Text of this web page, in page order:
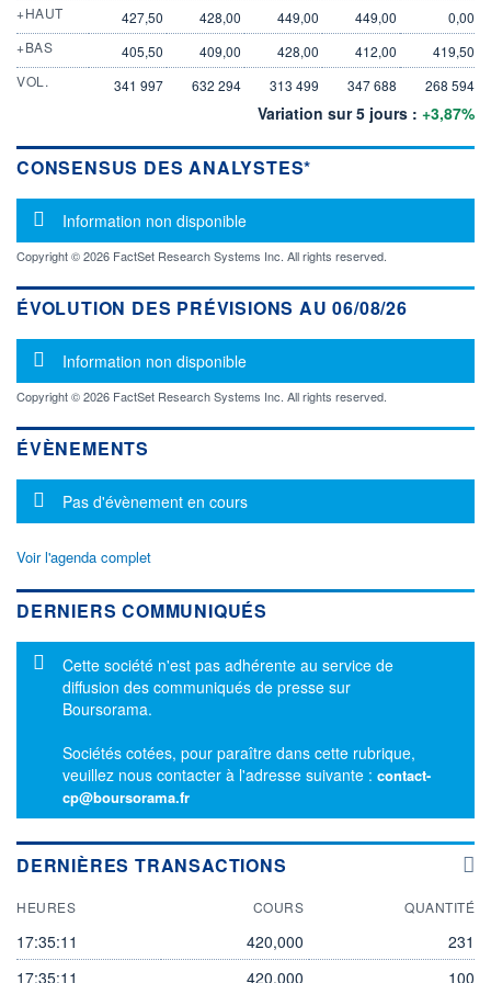
+HAUT
427,50 428,00 449,00 449,00
0,00
+BAS
405,50 409,00 428,00 412,00
419,50
VOL.
341 997 632 294 313 499 347 688 268 594
Variation sur 5 jours : +3,87%
CONSENSUS DES ANALYSTES*
Message d'information
Information non disponible
Copyright © 2026 FactSet Research Systems Inc. All rights reserved.
ÉVOLUTION DES PRÉVISIONS AU 06/08/26
Message d'information
Information non disponible
Copyright © 2026 FactSet Research Systems Inc. All rights reserved.
ÉVÈNEMENTS
Message d'information
Pas d'évènement en cours
Voir l'agenda complet
DERNIERS COMMUNIQUÉS
Message d'information
Cette société n'est pas adhérente au service de
diffusion des communiqués de presse sur
Boursorama.
Sociétés cotées, pour paraître dans cette rubrique,
veuillez nous contacter à l'adresse suivante : contact-
cp@boursorama.fr
DERNIÈRES TRANSACTIONS
HEURES COURS QUANTITÉ
17:35:11 420,000
231
17:35:11
420,000 100